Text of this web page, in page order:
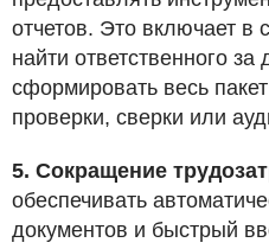
отчетов. Это включает в
найти ответственного за
сформировать весь
проверки, сверки или
5. Сокращение
обеспечивать
документов и быстрый